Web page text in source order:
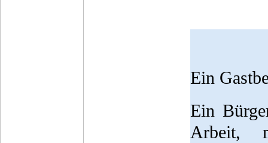
Ein
Ein
Arbeit,